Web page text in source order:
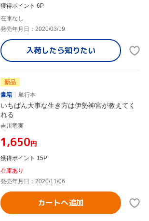
獲得ポイント 6P
在庫なし
発売年月日：2020/03/19
入荷したら知りたい
新品
書籍
単行本
いちばん大事な生き方は伊勢神宮が教えてく
れる
吉川竜実
¥1,650円
獲得ポイント 15P
在庫あり
発売年月日：2020/11/06
カートへ追加